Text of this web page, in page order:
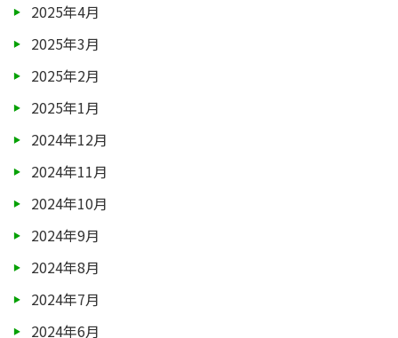
2025年4月
2025年3月
2025年2月
2025年1月
2024年12月
2024年11月
2024年10月
2024年9月
2024年8月
2024年7月
2024年6月